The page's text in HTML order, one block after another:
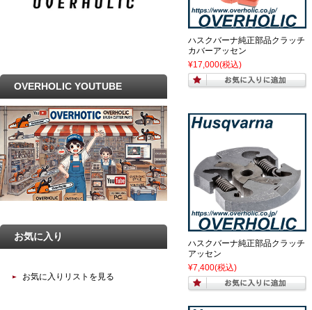
ハスクバーナ純正部品クラッチ
カバーアッセン
¥17,000(税込)
ハスクバーナ純正部品クラッチ
アッセン
¥7,400(税込)
OVERHOLIC YOUTUBE
お気に入り
お気に入りリストを見る